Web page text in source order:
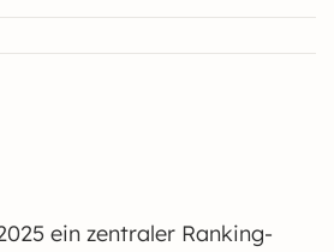
ein zentraler Ranking-